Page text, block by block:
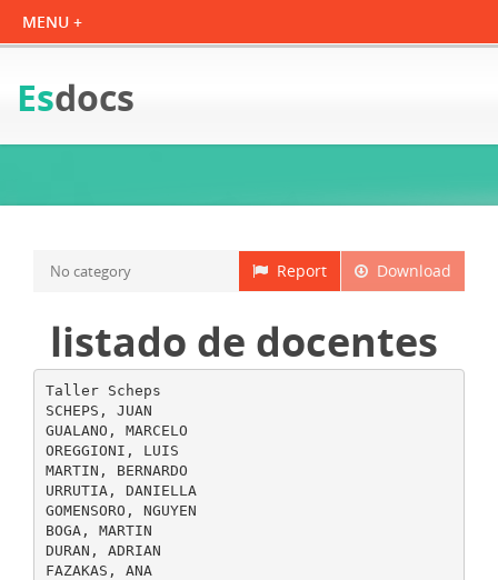
Esdocs
Download
Report
No category
listado de docentes
Taller Scheps
SCHEPS, JUAN
GUALANO, MARCELO
OREGGIONI, LUIS
MARTIN, BERNARDO
URRUTIA, DANIELLA
GOMENSORO, NGUYEN
BOGA, MARTIN
DURAN, ADRIAN
FAZAKAS, ANA